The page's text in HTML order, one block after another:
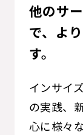
他のサ
で、よ
す。
インサイ
の実践、
心に様々